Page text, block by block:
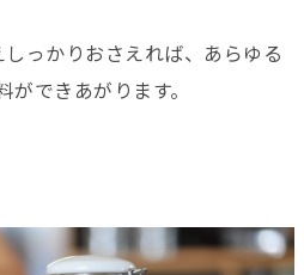
っかりおさえれば、あらゆる
ができあがります。